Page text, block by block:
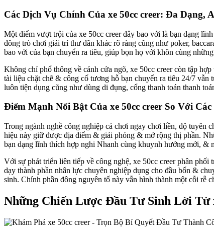
Các Dịch Vụ Chính Của xe 50cc creer: Đa Dạng,
Một điểm vượt trội của xe 50cc creer đây bao với là bạn dạng
đông trò chơi giải trí thư dãn khác rõ ràng cũng như poker,
bao với của bạn chuyển ra tiêu, giúp bọn họ với khôn cùng
Không chỉ phổ thông về cánh cửa ngõ, xe 50cc creer còn tập
tài liệu chặt chẽ & công cố tương hỗ bạn chuyển ra tiêu 24/7
luôn tiện dụng cũng như dùng di đụng, cổng thanh toán thanh
Điểm Mạnh Nổi Bật Của xe 50cc creer So Với
Trong ngành nghề công nghiệp cá chơi ngay chơi liền, độ tuyên
hiệu này giữ được địa điểm & giải phóng & mở rộng thị phần.
bạn dạng lĩnh thích hợp nghi Nhanh cùng khuynh hướng mới, &
Với sự phát triển liên tiếp về công nghệ, xe 50cc creer phân
dạy thành phần nhân lực chuyên nghiệp dụng cho đầu bốn &
sinh. Chính phần đông nguyên tố này vẫn hình thành một cỗi rễ
Những Chiến Lược Đầu Tư Sinh Lời Từ